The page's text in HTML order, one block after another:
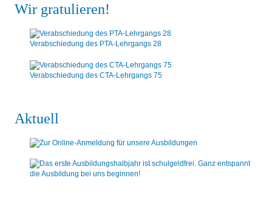
Wir gratulieren!
Verabschiedung des PTA-Lehrgangs 28
Verabschiedung des CTA-Lehrgangs 75
Aktuell